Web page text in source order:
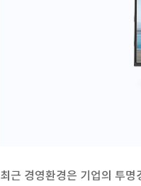
최근경영환경은기업의투